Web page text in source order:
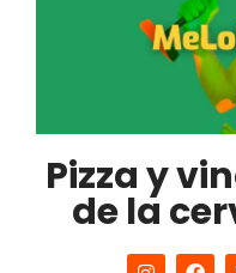
Pizza y
de la